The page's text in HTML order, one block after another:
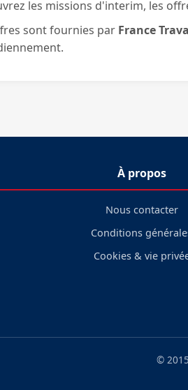
les missions d'interim, les
sont fournies par France
À propos
Nous contacter
Conditions
Cookies & vie
©